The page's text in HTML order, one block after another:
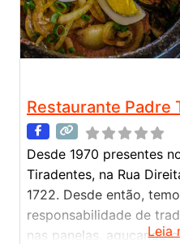
Restaurante Padre
Desde 1970 presentes
Tiradentes, na Rua
1722. Desde então,
responsabilidade de
nas panelas, aguçando
Leia